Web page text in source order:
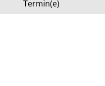
Termin(e)